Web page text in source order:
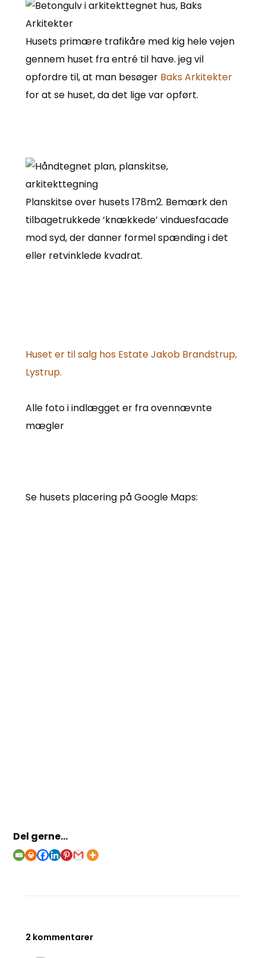
Husets primære trafikåre med kig hele vejen
gennem huset fra entré til have. jeg vil
opfordre til, at man besøger Baks Arkitekter
for at se huset, da det lige var opført.
Planskitse over husets 178m2. Bemærk den
tilbagetrukkede ‘knækkede’ vinduesfacade
mod syd, der danner formel spænding i det
eller retvinklede kvadrat.
Huset er til salg hos Estate Jakob Brandstrup,
Lystrup.
Alle foto i indlægget er fra ovennævnte
mægler
Se husets placering på Google Maps:
Del gerne...
2 kommentarer